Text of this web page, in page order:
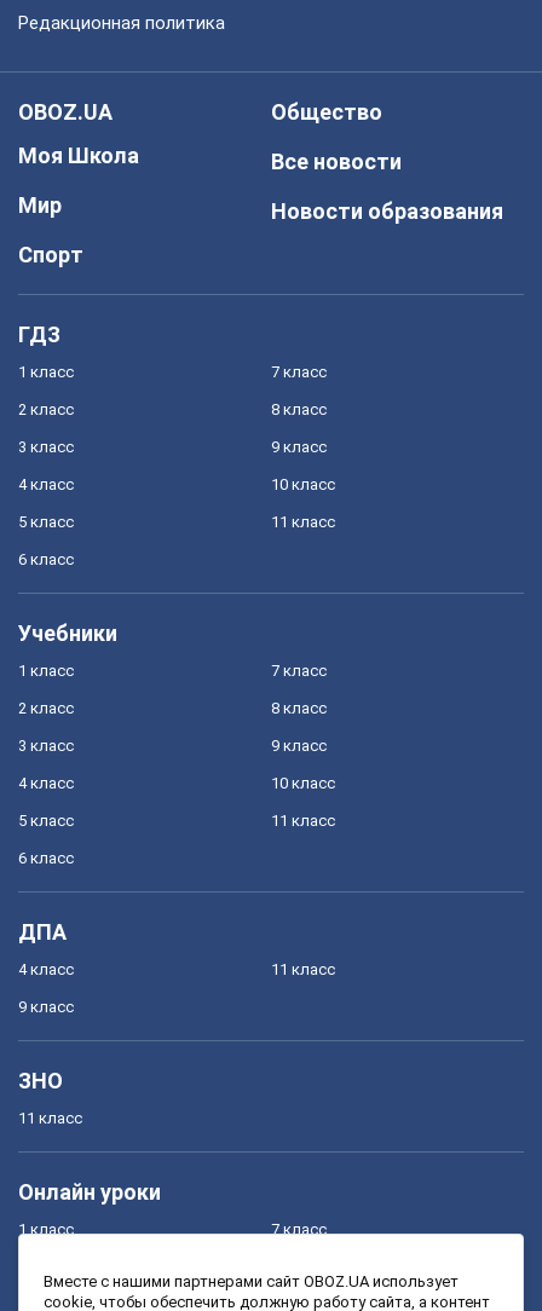
Редакционная политика
OBOZ.UA
Моя Школа
Мир
Спорт
Общество
Все новости
Новости образования
ГДЗ
1 класс
2 класс
3 класс
4 класс
5 класс
6 класс
7 класс
8 класс
9 класс
10 класс
11 класс
Учебники
1 класс
2 класс
3 класс
4 класс
5 класс
6 класс
7 класс
8 класс
9 класс
10 класс
11 класс
ДПА
4 класс
9 класс
11 класс
ЗНО
11 класс
Онлайн уроки
1 класс
3 класс
7 класс
9 класс
Вместе с нашими партнерами сайт OBOZ.UA использует
cookie, чтобы обеспечить должную работу сайта, а контент